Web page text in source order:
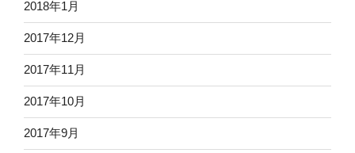
2018年1月
2017年12月
2017年11月
2017年10月
2017年9月